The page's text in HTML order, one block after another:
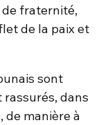
de fraternité,
de la paix et
sont
dans
de manière à